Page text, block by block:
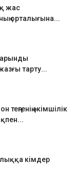
жас
орталығына...
тарту...
әкімшілік
кімдер